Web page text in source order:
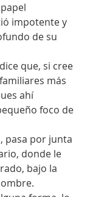
impotente y
de su
que, si cree
más
ahí
foco de
pasa por junta
donde le
bajo la